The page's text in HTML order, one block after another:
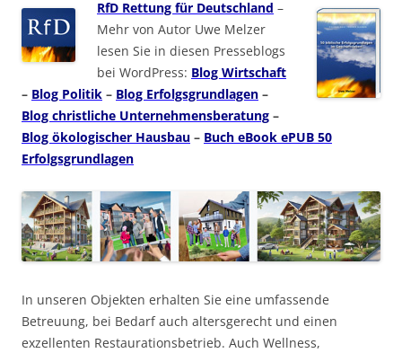
RfD Rettung für Deutschland –
Mehr von Autor Uwe Melzer
lesen Sie in diesen Presseblogs
bei WordPress: Blog Wirtschaft
– Blog Politik – Blog Erfolgsgrundlagen –
Blog christliche Unternehmensberatung –
Blog ökologischer Hausbau – Buch eBook ePUB 50
Erfolgsgrundlagen
In unseren Objekten erhalten Sie eine umfassende
Betreuung, bei Bedarf auch altersgerecht und einen
exzellenten Restaurationsbetrieb. Auch Wellness,